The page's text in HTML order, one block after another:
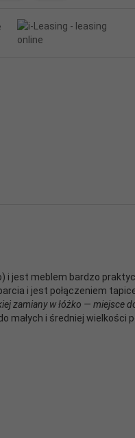
i jest meblem bardzo
i jest połączeniem
zamiany w łóżko — miejsce
małych i średniej wielkości